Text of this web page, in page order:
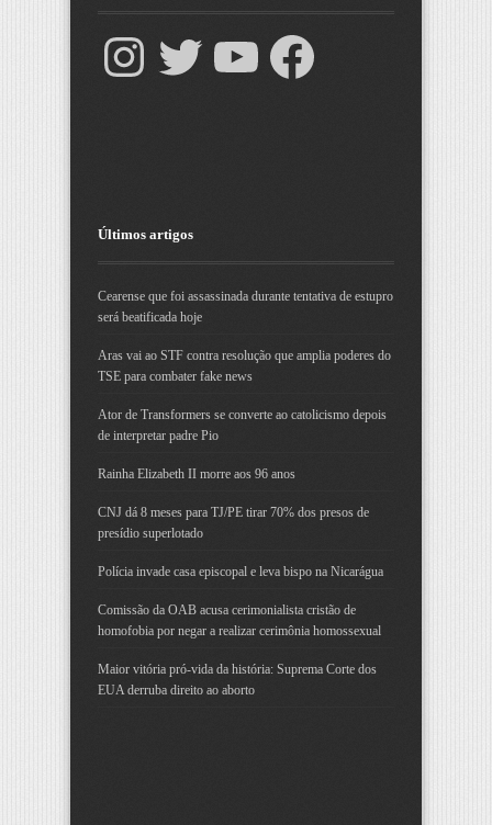
Últimos artigos
Cearense que foi assassinada durante tentativa de estupro
será beatificada hoje
Aras vai ao STF contra resolução que amplia poderes do
TSE para combater fake news
Ator de Transformers se converte ao catolicismo depois
de interpretar padre Pio
Rainha Elizabeth II morre aos 96 anos
CNJ dá 8 meses para TJ/PE tirar 70% dos presos de
presídio superlotado
Polícia invade casa episcopal e leva bispo na Nicarágua
Comissão da OAB acusa cerimonialista cristão de
homofobia por negar a realizar cerimônia homossexual
Maior vitória pró-vida da história: Suprema Corte dos
EUA derruba direito ao aborto